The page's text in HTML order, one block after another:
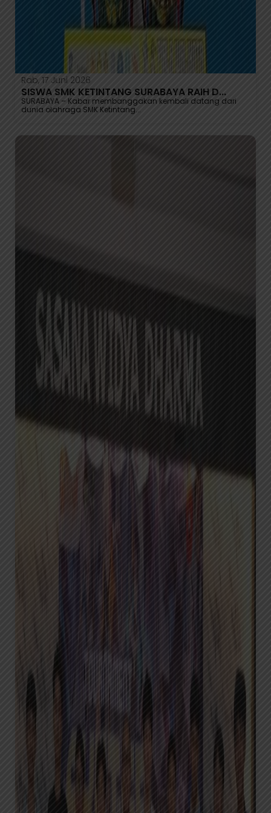
Rab, 17 Juni 2026
SISWA SMK KETINTANG SURABAYA RAIH D...
SURABAYA – Kabar membanggakan kembali datang dari
dunia olahraga SMK Ketintang...